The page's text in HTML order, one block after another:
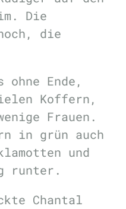
Die
die
ohne Ende,
Koffern,
Frauen.
in grün auch
und
runter.
Chantal